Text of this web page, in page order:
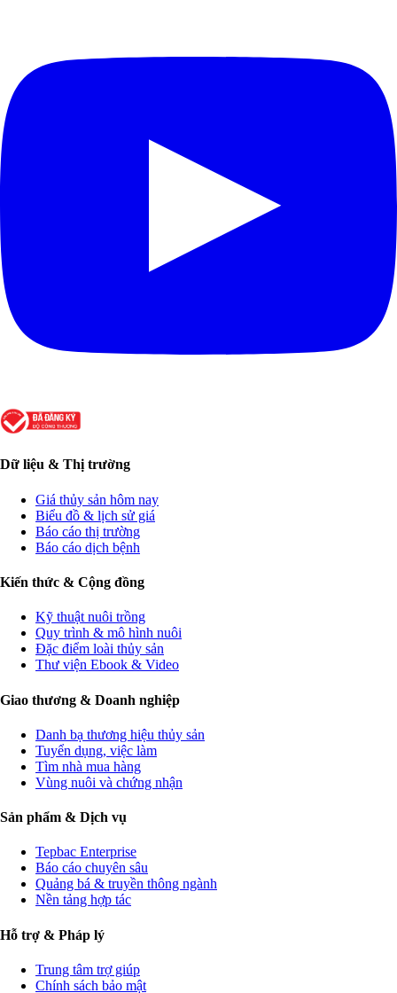
Dữ liệu & Thị trường
Giá thủy sản hôm nay
Biểu đồ & lịch sử giá
Báo cáo thị trường
Báo cáo dịch bệnh
Kiến thức & Cộng đồng
Kỹ thuật nuôi trồng
Quy trình & mô hình nuôi
Đặc điểm loài thủy sản
Thư viện Ebook & Video
Giao thương & Doanh nghiệp
Danh bạ thương hiệu thủy sản
Tuyển dụng, việc làm
Tìm nhà mua hàng
Vùng nuôi và chứng nhận
Sản phẩm & Dịch vụ
Tepbac Enterprise
Báo cáo chuyên sâu
Quảng bá & truyền thông ngành
Nền tảng hợp tác
Hỗ trợ & Pháp lý
Trung tâm trợ giúp
Chính sách bảo mật